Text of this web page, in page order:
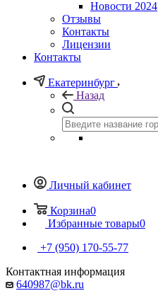
Новости 2024
Отзывы
Контакты
Лицензии
Контакты
Екатеринбург
Назад
Личный кабинет
Корзина0
Избранные товары0
+7 (950) 170-55-77
Контактная информация
640987@bk.ru